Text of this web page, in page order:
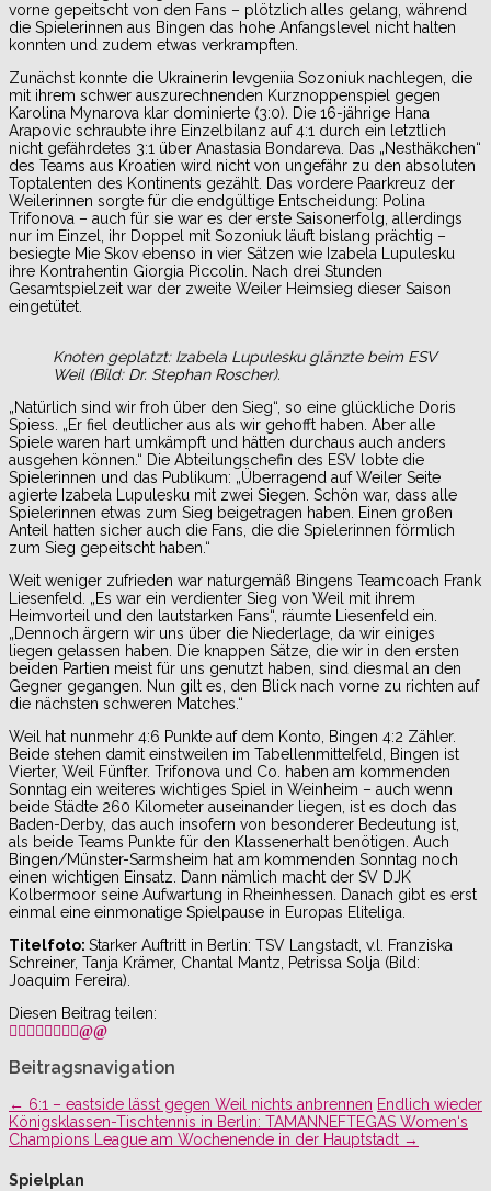
vorne gepeitscht von den Fans – plötzlich alles gelang, während
die Spielerinnen aus Bingen das hohe Anfangslevel nicht halten
konnten und zudem etwas verkrampften.
Zunächst konnte die Ukrainerin Ievgeniia Sozoniuk nachlegen, die
mit ihrem schwer auszurechnenden Kurznoppenspiel gegen
Karolina Mynarova klar dominierte (3:0). Die 16-jährige Hana
Arapovic schraubte ihre Einzelbilanz auf 4:1 durch ein letztlich
nicht gefährdetes 3:1 über Anastasia Bondareva. Das „Nesthäkchen“
des Teams aus Kroatien wird nicht von ungefähr zu den absoluten
Toptalenten des Kontinents gezählt. Das vordere Paarkreuz der
Weilerinnen sorgte für die endgültige Entscheidung: Polina
Trifonova – auch für sie war es der erste Saisonerfolg, allerdings
nur im Einzel, ihr Doppel mit Sozoniuk läuft bislang prächtig –
besiegte Mie Skov ebenso in vier Sätzen wie Izabela Lupulesku
ihre Kontrahentin Giorgia Piccolin. Nach drei Stunden
Gesamtspielzeit war der zweite Weiler Heimsieg dieser Saison
eingetütet.
Knoten geplatzt: Izabela Lupulesku glänzte beim ESV
Weil (Bild: Dr. Stephan Roscher).
„Natürlich sind wir froh über den Sieg“, so eine glückliche Doris
Spiess. „Er fiel deutlicher aus als wir gehofft haben. Aber alle
Spiele waren hart umkämpft und hätten durchaus auch anders
ausgehen können.“ Die Abteilungschefin des ESV lobte die
Spielerinnen und das Publikum: „Überragend auf Weiler Seite
agierte Izabela Lupulesku mit zwei Siegen. Schön war, dass alle
Spielerinnen etwas zum Sieg beigetragen haben. Einen großen
Anteil hatten sicher auch die Fans, die die Spielerinnen förmlich
zum Sieg gepeitscht haben.“
Weit weniger zufrieden war naturgemäß Bingens Teamcoach Frank
Liesenfeld. „Es war ein verdienter Sieg von Weil mit ihrem
Heimvorteil und den lautstarken Fans“, räumte Liesenfeld ein.
„Dennoch ärgern wir uns über die Niederlage, da wir einiges
liegen gelassen haben. Die knappen Sätze, die wir in den ersten
beiden Partien meist für uns genutzt haben, sind diesmal an den
Gegner gegangen. Nun gilt es, den Blick nach vorne zu richten auf
die nächsten schweren Matches.“
Weil hat nunmehr 4:6 Punkte auf dem Konto, Bingen 4:2 Zähler.
Beide stehen damit einstweilen im Tabellenmittelfeld, Bingen ist
Vierter, Weil Fünfter. Trifonova und Co. haben am kommenden
Sonntag ein weiteres wichtiges Spiel in Weinheim – auch wenn
beide Städte 260 Kilometer auseinander liegen, ist es doch das
Baden-Derby, das auch insofern von besonderer Bedeutung ist,
als beide Teams Punkte für den Klassenerhalt benötigen. Auch
Bingen/Münster-Sarmsheim hat am kommenden Sonntag noch
einen wichtigen Einsatz. Dann nämlich macht der SV DJK
Kolbermoor seine Aufwartung in Rheinhessen. Danach gibt es erst
einmal eine einmonatige Spielpause in Europas Eliteliga.
Titelfoto: Starker Auftritt in Berlin: TSV Langstadt, v.l. Franziska
Schreiner, Tanja Krämer, Chantal Mantz, Petrissa Solja (Bild:
Joaquim Fereira).
Diesen Beitrag teilen:
Beitragsnavigation
← 6:1 – eastside lässt gegen Weil nichts anbrennen Endlich wieder
Königsklassen-Tischtennis in Berlin: TAMANNEFTEGAS Women‘s
Champions League am Wochenende in der Hauptstadt →
Spielplan